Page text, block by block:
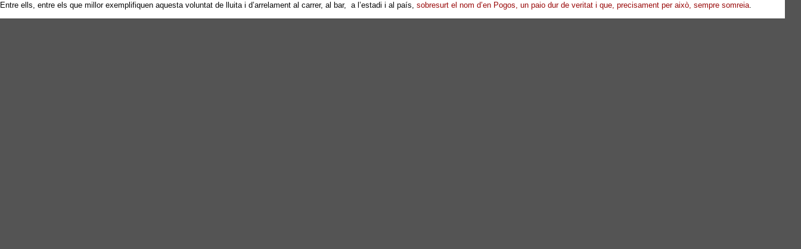
Entre ells, entre els que millor exemplifiquen aquesta voluntat de lluita i d’arrelament al carrer, al bar, a l’estadi i al país, sobresurt el nom d’en Pogos, un paio dur de veritat i que, precisament per això, sempre somreia.